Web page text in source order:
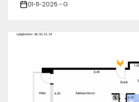
01-11-2026 - G